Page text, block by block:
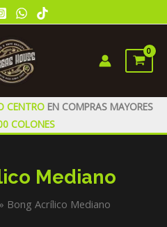
CENTRO EN COMPRAS MAYORES
COLONES
Mediano
Bong Acrílico Mediano